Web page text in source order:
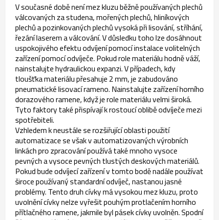
V současné době není mez kluzu běžně používaných plechů
válcovaných za studena, mořených plechů, hliníkových
plechů a pozinkovaných plechů vysoká při lisování, stříhání,
řezání laserem a válcování. V důsledku toho lze dosáhnout
uspokojivého efektu odvíjení pomocí instalace volitelných
zařízení pomocí odvíječe. Pokud role materiálu hodně váží,
nainstalujte hydraulickou expanzi. V případech, kdy
tloušťka materiálu přesahuje 2 mm, je zabudováno
pneumatické lisovací rameno. Nainstalujte zařízení horního
dorazového ramene, když je role materiálu velmi široká.
Tyto faktory také přispívají k rostoucí oblibě odvíječe mezi
spotřebiteli.
Vzhledem k neustále se rozšiřující oblasti použití
automatizace se však v automatizovaných výrobních
linkách pro zpracování používá také mnoho vysoce
pevných a vysoce pevných tlustých deskových materiálů.
Pokud bude odvíjecí zařízení v tomto bodě nadále používat
široce používaný standardní odvíječ, nastanou jasné
problémy. Tento druh cívky má vysokou mez kluzu, proto
uvolnění cívky nelze vyřešit pouhým protlačením horního
přítlačného ramene, jakmile byl pásek cívky uvolněn. Spodní